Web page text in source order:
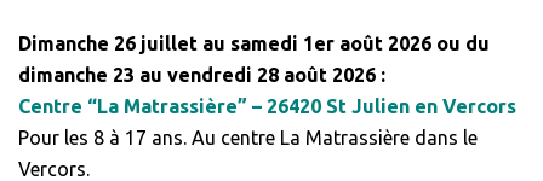
Dimanche 26 juillet au samedi 1er août 2026 ou du
dimanche 23 au vendredi 28 août 2026 :
Centre “La Matrassière” – 26420 St Julien en Vercors
Pour les 8 à 17 ans. Au centre La Matrassière dans le
Vercors.